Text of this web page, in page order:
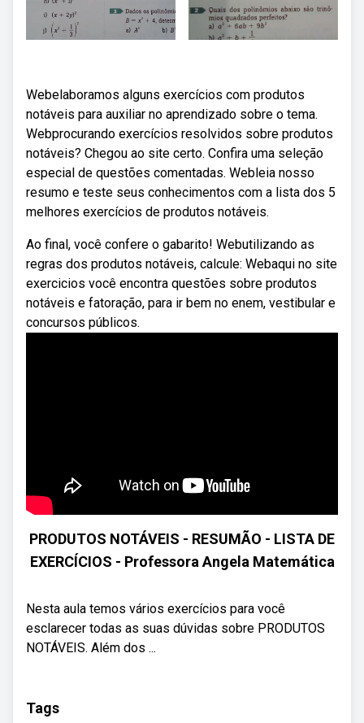
Webelaboramos alguns exercícios com produtos
notáveis para auxiliar no aprendizado sobre o tema.
Webprocurando exercícios resolvidos sobre produtos
notáveis? Chegou ao site certo. Confira uma seleção
especial de questões comentadas. Webleia nosso
resumo e teste seus conhecimentos com a lista dos 5
melhores exercícios de produtos notáveis.
Ao final, você confere o gabarito! Webutilizando as
regras dos produtos notáveis, calcule: Webaqui no site
exercicios você encontra questões sobre produtos
notáveis e fatoração, para ir bem no enem, vestibular e
concursos públicos.
PRODUTOS NOTÁVEIS - RESUMÃO - LISTA DE
EXERCÍCIOS - Professora Angela Matemática
Nesta aula temos vários exercícios para você
esclarecer todas as suas dúvidas sobre PRODUTOS
NOTÁVEIS. Além dos ...
Tags